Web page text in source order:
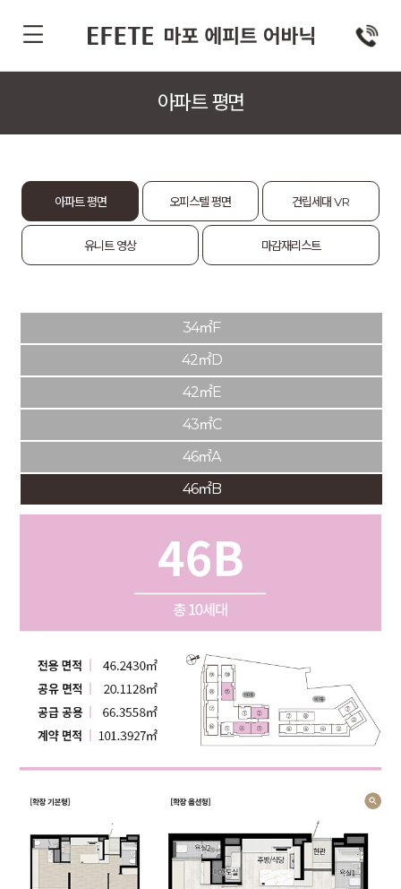
아파트 평면
아파트 평면 오피스텔 평면 건립세대 VR
유니트 영상 마감재리스트
34㎡F
42㎡D
42㎡E
43㎡C
46㎡A
46㎡B